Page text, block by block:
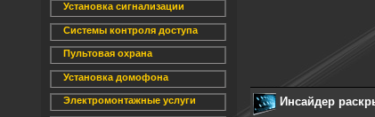
Установка сигнализации
Системы контроля доступа
Пультовая охрана
Установка домофона
Электромонтажные услуги Инсайдер